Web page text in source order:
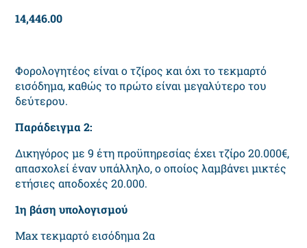
14,446.00
Φορολογητέος είναι ο τζίρος και όχι το τεκμαρτό
εισόδημα, καθώς το πρώτο είναι μεγαλύτερο του
δεύτερου.
Παράδειγμα 2:
Δικηγόρος με 9 έτη προϋπηρεσίας έχει τζίρο 20.000€,
απασχολεί έναν υπάλληλο, ο οποίος λαμβάνει μικτές
ετήσιες αποδοχές 20.000.
1η βάση υπολογισμού
Max τεκμαρτό εισόδημα 2α